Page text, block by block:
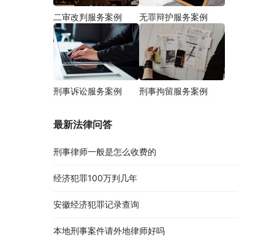
二审改判服务案例 无罪辩护服务案例
刑事诉讼服务案例 刑事拘留服务案例
最新法律问答
刑事律师一般是怎么收费的
经济犯罪100万判几年
安徽经济犯罪记录查询
本地刑事案件请外地律师好吗